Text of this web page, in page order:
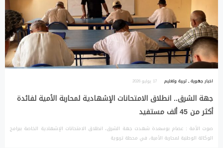
اخبار جهوية,تربية وتعليم 17 يوليو 2026
جهة الشرق.. انطلاق الامتحانات الإشهادية لمحاربة الأمية لفائدة
أكثر من 45 ألف مستفيد
صوت الأمة : عصام بوسعدة شهدت جهة الشرق، انطلاق الامتحانات الإشهادية الخاصة ببرامج
الوكالة الوطنية لمحاربة الأمية، في محطة تربوية